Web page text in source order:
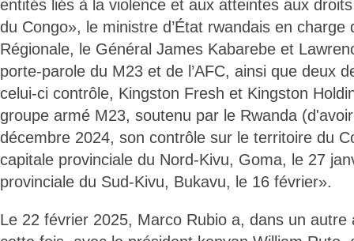
entités liés à la violence et aux atteintes aux droits
du Congo», le ministre d’État rwandais en charge
Régionale, le Général James Kabarebe et
porte-parole du M23 et de l’AFC, ainsi que deux
celui-ci contrôle, Kingston Fresh et Kingston
groupe armé M23, soutenu par le Rwanda
décembre 2024, son contrôle sur le territoire du
capitale provinciale du Nord-Kivu, Goma, le 27
provinciale du Sud-Kivu, Bukavu, le 16 février».
Le 22 février 2025, Marco Rubio a, dans un autre